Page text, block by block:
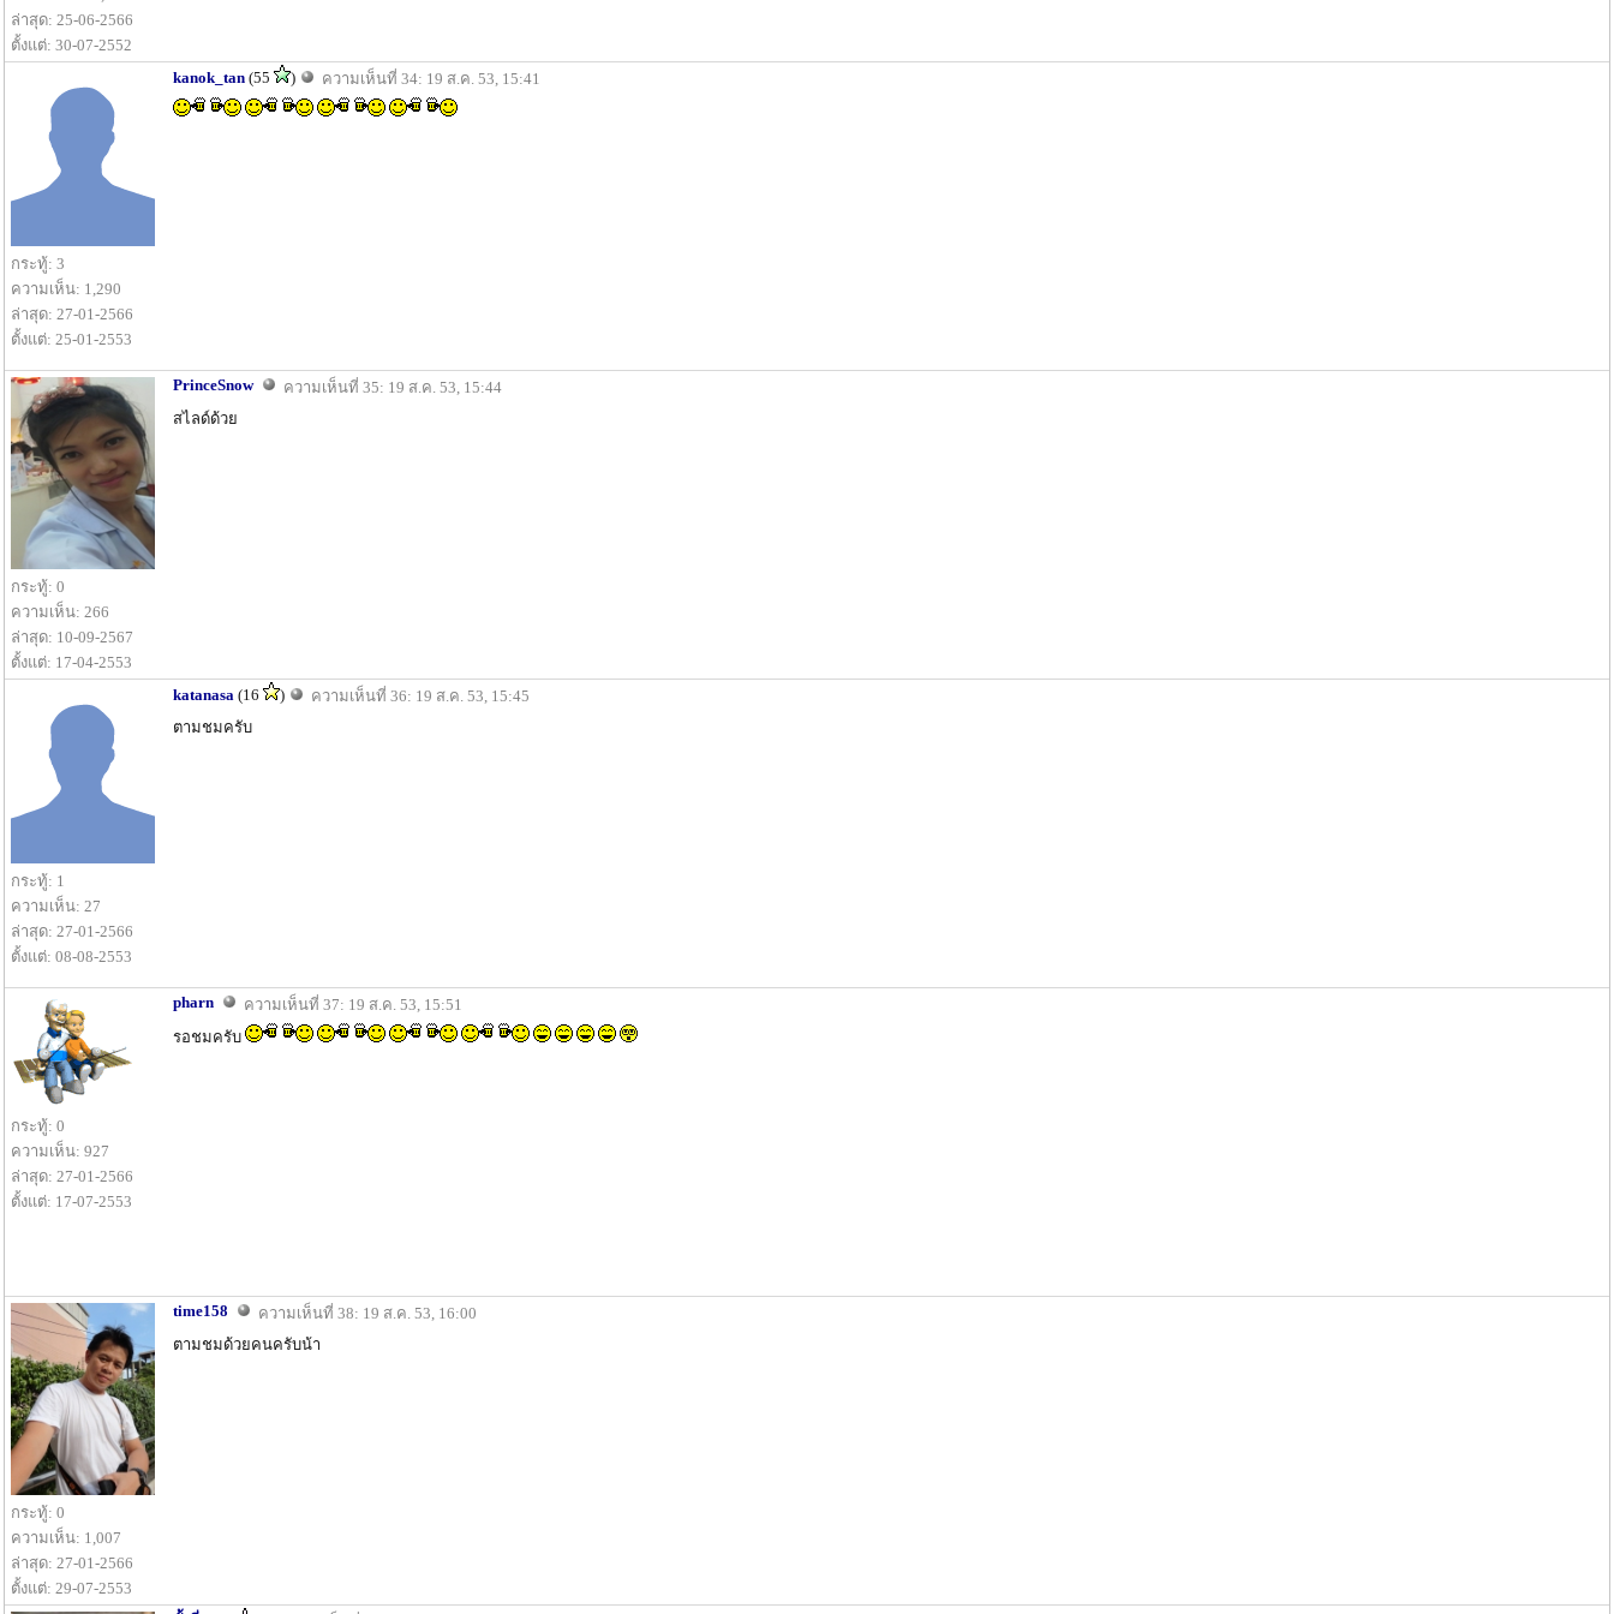
ล่าสุด: 25-06-2566
ตั้งแต่: 30-07-2552
กระทู้: 3
ความเห็น: 1,290
ล่าสุด: 27-01-2566
ตั้งแต่: 25-01-2553
kanok_tan (55 ) ความเห็นที่ 34: 19 ส.ค. 53, 15:41
กระทู้: 0
ความเห็น: 266
ล่าสุด: 10-09-2567
ตั้งแต่: 17-04-2553
PrinceSnow
ความเห็นที่ 35: 19 ส.ค. 53, 15:44
สไลด์ด้วย
กระทู้: 1
ความเห็น: 27
ล่าสุด: 27-01-2566
ตั้งแต่: 08-08-2553
katanasa (16 )
ความเห็นที่ 36: 19 ส.ค. 53, 15:45
ตามชมครับ
กระทู้: 0
ความเห็น: 927
ล่าสุด: 27-01-2566
ตั้งแต่: 17-07-2553
pharn
ความเห็นที่ 37: 19 ส.ค. 53, 15:51
รอชมครับ
กระทู้: 0
ความเห็น: 1,007
ล่าสุด: 27-01-2566
ตั้งแต่: 29-07-2553
time158
ความเห็นที่ 38: 19 ส.ค. 53, 16:00
ตามชมด้วยคนครับน้า